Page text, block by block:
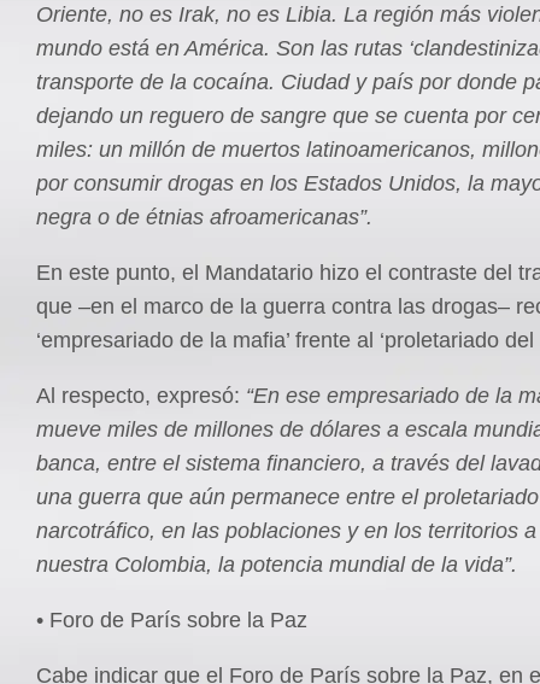
Oriente, no es Irak, no es Libia. La región más
mundo está en América. Son las rutas
transporte de la cocaína. Ciudad y país por donde
dejando un reguero de sangre que se cuenta por
miles: un millón de muertos latinoamericanos,
por consumir drogas en los Estados Unidos, la
negra o de étnias afroamericanas”.
En este punto, el Mandatario hizo el contraste del
que –en el marco de la guerra contra las drogas–
‘empresariado de la mafia’ frente al ‘proletariado
Al respecto, expresó: “En ese empresariado de la
mueve miles de millones de dólares a escala
banca, entre el sistema financiero, a través del
una guerra que aún permanece entre el
narcotráfico, en las poblaciones y en los territorios
nuestra Colombia, la potencia mundial de la vida”.
• Foro de París sobre la Paz
Cabe indicar que el Foro de París sobre la Paz, en